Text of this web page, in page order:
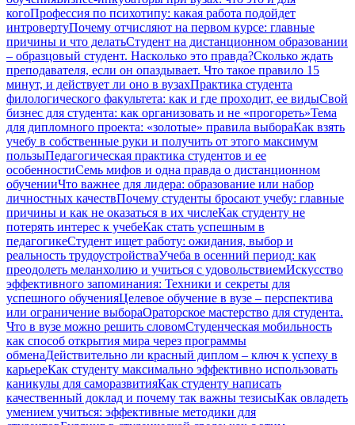
когоПрофессия по психотипу: какая работа подойдет
интровертуПочему отчисляют на первом курсе: главные
причины и что делатьСтудент на дистанционном образовании
– образцовый студент. Насколько это правда?Сколько ждать
преподавателя, если он опаздывает. Что такое правило 15
минут, и действует ли оно в вузахПрактика студента
филологического факультета: как и где проходит, ее видыСвой
бизнес для студента: как организовать и не «прогореть»Тема
для дипломного проекта: «золотые» правила выбораКак взять
учебу в собственные руки и получить от этого максимум
пользыПедагогическая практика студентов и ее
особенностиСемь мифов и одна правда о дистанционном
обученииЧто важнее для лидера: образование или набор
личностных качествПочему студенты бросают учебу: главные
причины и как не оказаться в их числеКак студенту не
потерять интерес к учебеКак стать успешным в
педагогикеСтудент ищет работу: ожидания, выбор и
реальность трудоустройстваУчеба в осенний период: как
преодолеть меланхолию и учиться с удовольствиемИскусство
эффективного запоминания: Техники и секреты для
успешного обученияЦелевое обучение в вузе – перспектива
или ограничение выбораОраторское мастерство для студента.
Что в вузе можно решить словомСтуденческая мобильность
как способ открытия мира через программы
обменаДействительно ли красный диплом – ключ к успеху в
карьереКак студенту максимально эффективно использовать
каникулы для саморазвитияКак студенту написать
качественный доклад и почему так важны тезисыКак овладеть
умением учиться: эффективные методики для